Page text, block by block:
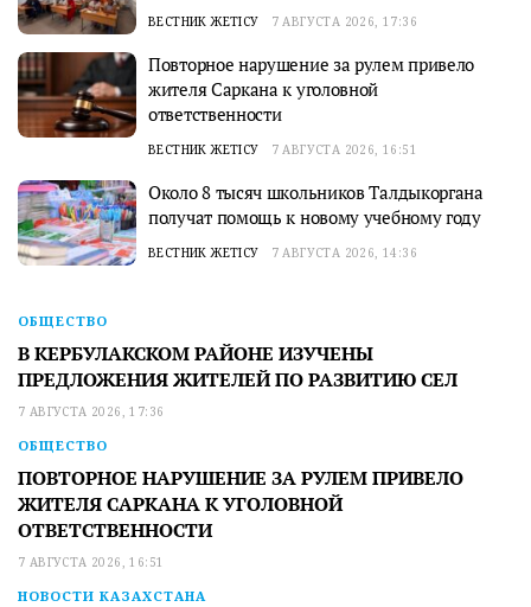
ВЕСТНИК ЖЕТІСУ 7 АВГУСТА 2026, 17:36
Повторное нарушение за рулем привело
жителя Саркана к уголовной
ответственности
ВЕСТНИК ЖЕТІСУ 7 АВГУСТА 2026, 16:51
Около 8 тысяч школьников Талдыкоргана
получат помощь к новому учебному году
ВЕСТНИК ЖЕТІСУ 7 АВГУСТА 2026, 14:36
ОБЩЕСТВО
В КЕРБУЛАКСКОМ РАЙОНЕ ИЗУЧЕНЫ
ПРЕДЛОЖЕНИЯ ЖИТЕЛЕЙ ПО РАЗВИТИЮ СЕЛ
7 АВГУСТА 2026, 17:36
ОБЩЕСТВО
ПОВТОРНОЕ НАРУШЕНИЕ ЗА РУЛЕМ ПРИВЕЛО
ЖИТЕЛЯ САРКАНА К УГОЛОВНОЙ
ОТВЕТСТВЕННОСТИ
7 АВГУСТА 2026, 16:51
НОВОСТИ КАЗАХСТАНА